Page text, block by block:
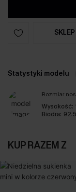
Statystyki modelu
Rozmiar
Wysokość:
Biodra:
KUP RAZEM Z